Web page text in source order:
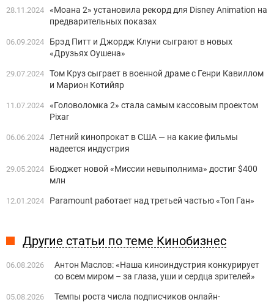
28.11.2024 «Моана 2» установила рекорд для Disney Animation на
предварительных показах
06.09.2024
Брэд Питт и Джордж Клуни сыграют в новых
«Друзьях Оушена»
29.07.2024 Том Круз сыграет в военной драме с Генри Кавиллом
и Марион Котийяр
11.07.2024 «Головоломка 2» стала самым кассовым проектом
Pixar
06.06.2024
Летний кинопрокат в США — на какие фильмы
надеется индустрия
29.05.2024
Бюджет новой «Миссии невыполнима» достиг $400
млн
12.01.2024 Paramount работает над третьей частью «Топ Ган»
Другие статьи по теме Кинобизнес
06.08.2026
Антон Маслов: «Наша киноиндустрия конкурирует
со всем миром – за глаза, уши и сердца зрителей»
05.08.2026
Темпы роста числа подписчиков онлайн-